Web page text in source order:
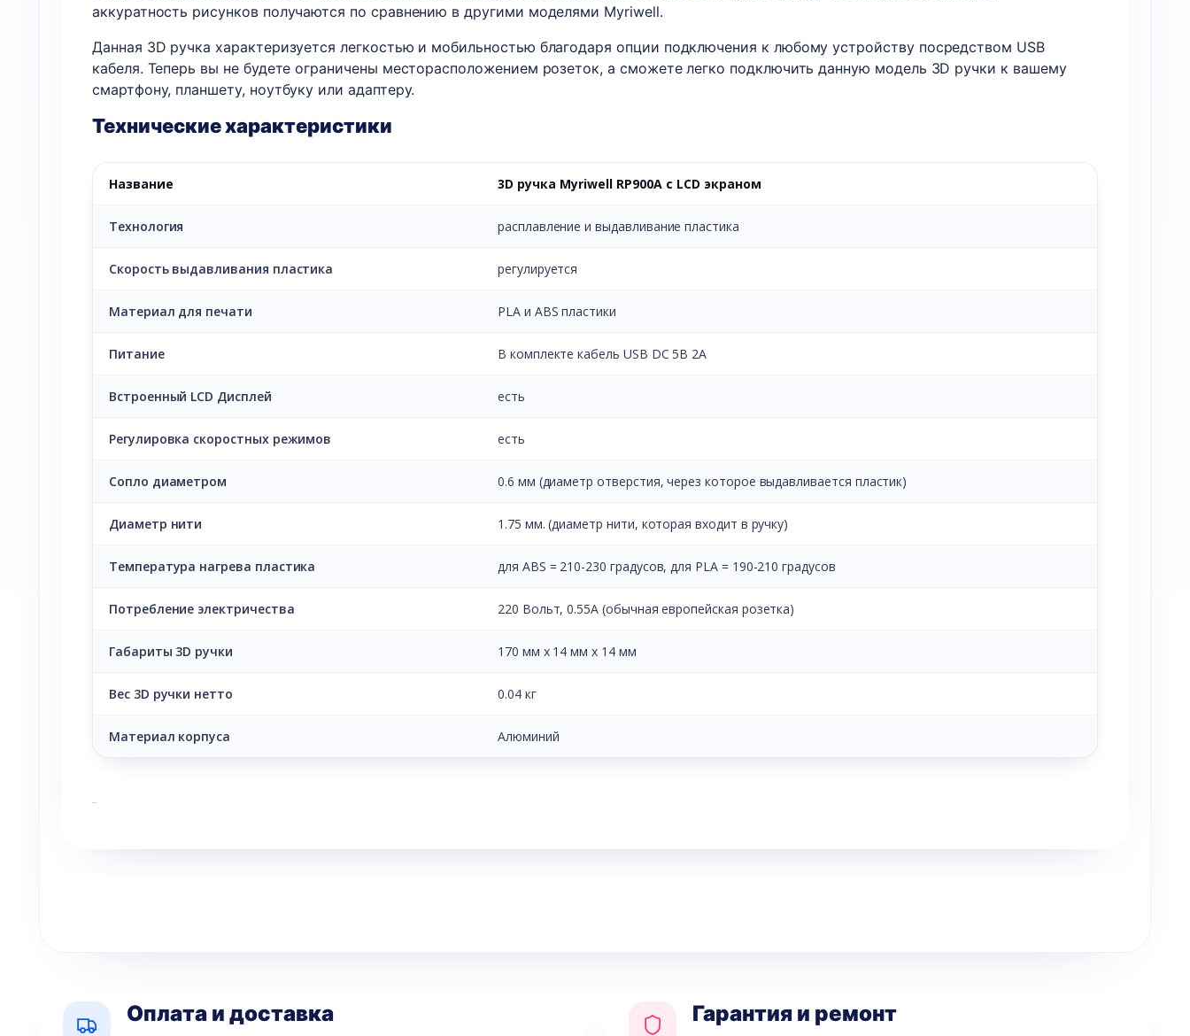
аккуратность рисунков получаются по сравнению в другими моделями Myriwell.
Данная 3D ручка характеризуется легкостью и мобильностью благодаря опции подключения к любому устройству посредством USB
кабеля. Теперь вы не будете ограничены месторасположением розеток, а сможете легко подключить данную модель 3D ручки к вашему
смартфону, планшету, ноутбуку или адаптеру.
Технические характеристики
Название 3D ручка Myriwell RP900A с LCD экраном
Технология расплавление и выдавливание пластика
Скорость выдавливания пластика регулируется
Материал для печати PLA и ABS пластики
Питание В комплекте кабель USB DC 5B 2A
Встроенный LCD Дисплей есть
Регулировка скоростных режимов есть
Сопло диаметром 0.6 мм (диаметр отверстия, через которое выдавливается пластик)
Диаметр нити 1.75 мм. (диаметр нити, которая входит в ручку)
Температура нагрева пластика для ABS = 210-230 градусов, для PLA = 190-210 градусов
Потребление электричества 220 Вольт, 0.55A (обычная европейская розетка)
Габариты 3D ручки 170 мм х 14 мм х 14 мм
Вес 3D ручки нетто 0.04 кг
Материал корпуса Алюминий
Оплата и доставка Гарантия и ремонт